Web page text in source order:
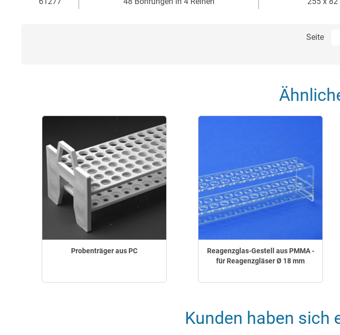
Seite
Probenträger aus PC
Reagenzglas-Gestell aus PMMA -
für Reagenzgläser Ø 18 mm
Kunden haben sich